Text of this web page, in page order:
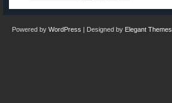
Powered by WordPress | Designed by Elegant Themes